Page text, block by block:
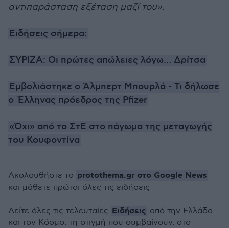
αντιπαράσταση εξέταση μαζί του».
Ειδήσεις σήμερα:
ΣΥΡΙΖΑ: Οι πρώτες απώλειες λόγω… Δρίτσα
Εμβολιάστηκε ο Άλμπερτ Μπουρλά - Τι δήλωσε
ο Έλληνας πρόεδρος της Pfizer
«Όχι» από το ΣτΕ στο πάγωμα της μεταγωγής
του Κουφοντίνα
Ακολουθήστε το protothema.gr στο Google News
και μάθετε πρώτοι όλες τις ειδήσεις
Δείτε όλες τις τελευταίες Ειδήσεις από την Ελλάδα
και τον Κόσμο, τη στιγμή που συμβαίνουν, στο